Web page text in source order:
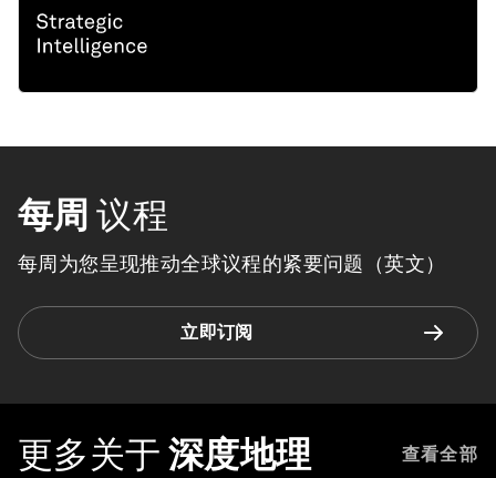
每周 议程
每周为您呈现推动全球议程的紧要问题（英文）
立即订阅
更多关于 深度地理 查看全部